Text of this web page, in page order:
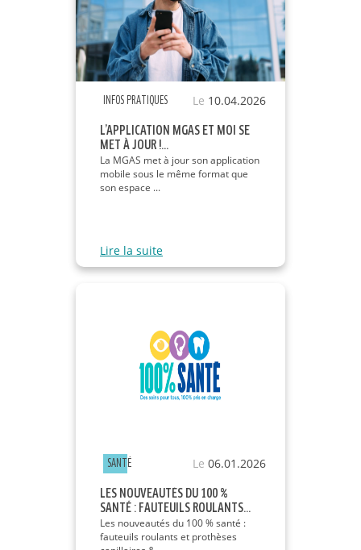
INFOS PRATIQUES Le 10.04.2026
L’APPLICATION MGAS ET MOI SE
MET À JOUR !...
La MGAS met à jour son application
mobile sous le même format que
son espace ...
Lire la suite
SANTÉ Le 06.01.2026
LES NOUVEAUTÉS DU 100 %
SANTÉ : FAUTEUILS ROULANTS...
Les nouveautés du 100 % santé :
fauteuils roulants et prothèses